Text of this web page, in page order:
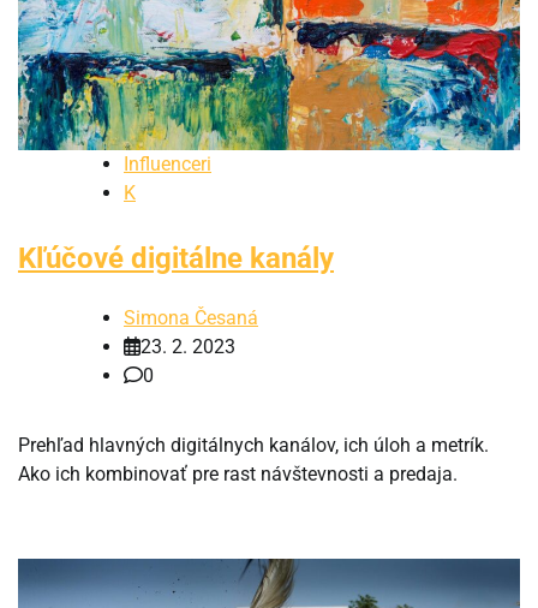
Influenceri
K
Kľúčové digitálne kanály
Simona Česaná
23. 2. 2023
0
Prehľad hlavných digitálnych kanálov, ich úloh a metrík.
Ako ich kombinovať pre rast návštevnosti a predaja.